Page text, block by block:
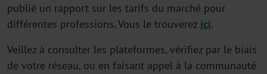
publié un rapport sur les tarifs du marché pour
différentes professions. Vous le trouverez ici.
Veillez à consulter les plateformes, vérifiez par le biais
de votre réseau, ou en faisant appel à la communauté